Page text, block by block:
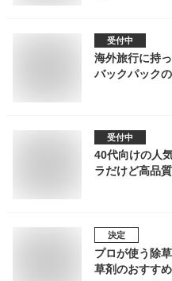
受付中
海外旅行に持
バックパック
受付中
40代向けの人
ラだけど高品
決定
プロが使う除
草剤のおすす